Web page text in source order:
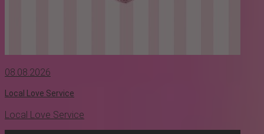
08.08.2026
Local Love Service
Local Love Service